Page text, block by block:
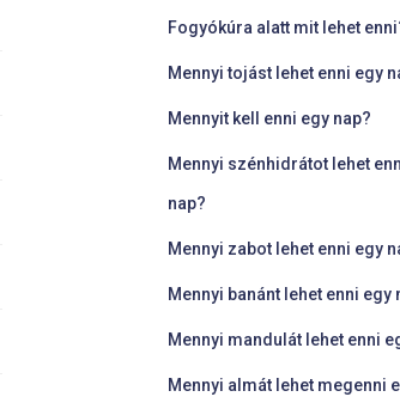
Fogyókúra alatt mit lehet
Mennyi tojást lehet enni egy
Mennyit kell enni egy nap?
Mennyi szénhidrátot lehet
nap?
Mennyi zabot lehet enni egy
Mennyi banánt lehet enni egy
Mennyi mandulát lehet enni
Mennyi almát lehet megenni